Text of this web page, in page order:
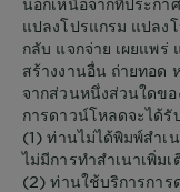
แปลงโปรแกรม แปลง
กลับ แจกจ่าย เผยแพร่
สร้างงานอื่น ถ่ายทอด
จากส่วนหนึ่งส่วนใดขอ
การดาวน์โหลดจะได้
(1) ท่านไม่ได้พิมพ์สำเ
ไม่มีการทำสำเนาเพิ่ม
(2) ท่านใช้บริการการ